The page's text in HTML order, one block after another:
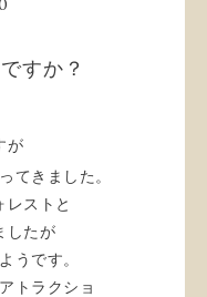
すか？
が
てきました。
レストと
したが
うです。
トラクショ